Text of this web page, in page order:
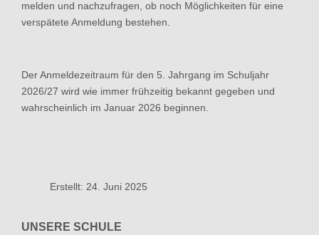
melden und nachzufragen, ob noch Möglichkeiten für eine
verspätete Anmeldung bestehen.
Der Anmeldezeitraum für den 5. Jahrgang im Schuljahr
2026/27 wird wie immer frühzeitig bekannt gegeben und
wahrscheinlich im Januar 2026 beginnen.
Erstellt: 24. Juni 2025
UNSERE SCHULE